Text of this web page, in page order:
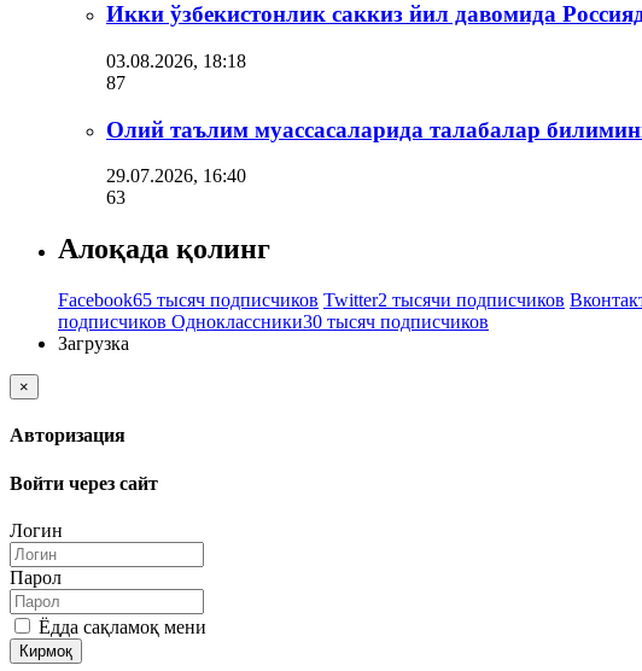
Икки ўзбекистонлик саккиз йил давомида
03.08.2026, 18:18
87
Олий таълим муассасаларида талабалар
29.07.2026, 16:40
63
Алоқада қолинг
Facebook65 тысяч подписчиков Twitter2 тысячи подписчиков
подписчиков Одноклассники30 тысяч подписчиков
Загрузка
×
Авторизация
Войти через сайт
Логин
Парол
Ёдда сақламоқ мени